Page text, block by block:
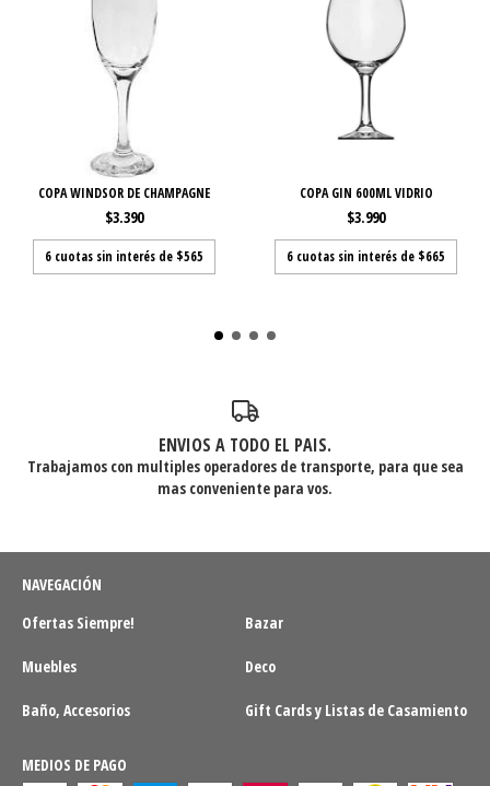
COPA WINDSOR DE CHAMPAGNE
$3.390
6 cuotas sin interés de $565
COPA GIN 600ML VIDRIO
$3.990
6 cuotas sin interés de $665
ENVIOS A TODO EL PAIS.
Trabajamos con multiples operadores de transporte, para que sea
mas conveniente para vos.
NAVEGACIÓN
Ofertas Siempre!
Bazar
Muebles Deco
Baño, Accesorios Gift Cards y Listas de Casamiento
MEDIOS DE PAGO